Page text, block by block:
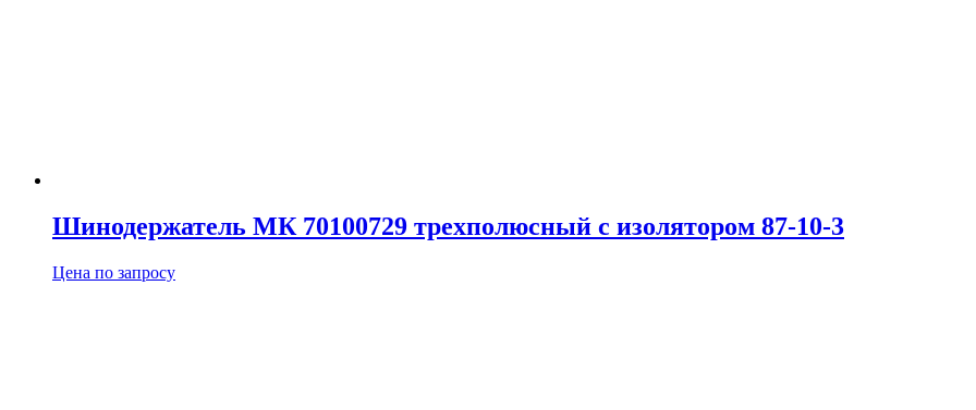
Шинодержатель МК 70100729 трехполюсный с изолятором 87-10-3
Цена по запросу